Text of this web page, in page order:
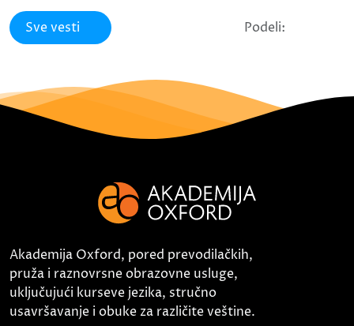
Sve vesti Podeli:
Akademija Oxford, pored prevodilačkih,
pruža i raznovrsne obrazovne usluge,
uključujući kurseve jezika, stručno
usavršavanje i obuke za različite veštine.